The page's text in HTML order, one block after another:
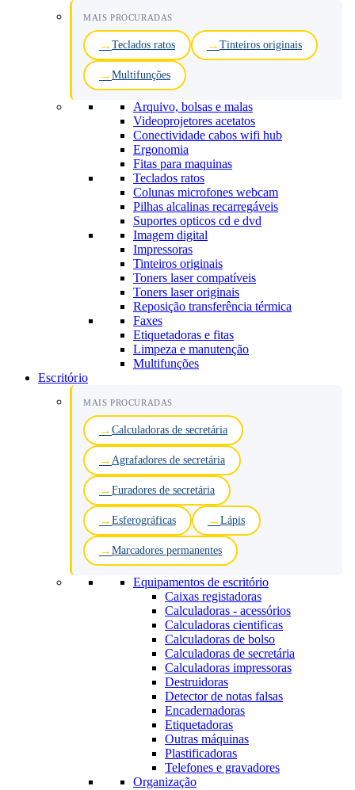
MAIS PROCURADAS
Teclados ratos Tinteiros originais
Multifunções
Arquivo, bolsas e malas
Videoprojetores acetatos
Conectividade cabos wifi hub
Ergonomia
Fitas para maquinas
Teclados ratos
Colunas microfones webcam
Pilhas alcalinas recarregáveis
Suportes opticos cd e dvd
Imagem digital
Impressoras
Tinteiros originais
Toners laser compatíveis
Toners laser originais
Reposição transferência térmica
Faxes
Etiquetadoras e fitas
Limpeza e manutenção
Multifunções
Escritório
MAIS PROCURADAS
Calculadoras de secretária
Agrafadores de secretária
Furadores de secretária
Esferográficas Lápis
Marcadores permanentes
Equipamentos de escritório
Caixas registadoras
Calculadoras - acessórios
Calculadoras cientificas
Calculadoras de bolso
Calculadoras de secretária
Calculadoras impressoras
Destruidoras
Detector de notas falsas
Encadernadoras
Etiquetadoras
Outras máquinas
Plastificadoras
Telefones e gravadores
Organização